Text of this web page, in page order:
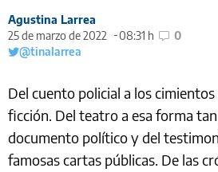
Agustina Larrea
25 de marzo de 2022
08:31 h
0
@tinalarrea
Del cuento policial a los
ficción. Del teatro a esa forma
documento político y del
famosas cartas públicas. De las